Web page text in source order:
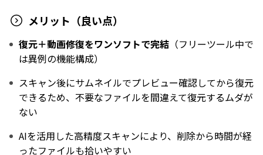
メリット（良い点）
復元＋動画修復をワンソフトで完結 （フリーツール中で
は異例の機能構成）
スキャン後にサムネイルでプレビュー確認してから復元
できるため、不要なファイルを間違えて復元するムダが
ない
AIを活用した高精度スキャンにより、削除から時間が経
ったファイルも拾いやすい